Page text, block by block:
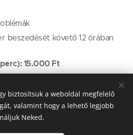
beszedését követő 12 órában
15.000 Ft
Molnár Gabriella
biztosítsuk a weboldal megfelelő
valamint hogy a lehető legjobb
Neked.